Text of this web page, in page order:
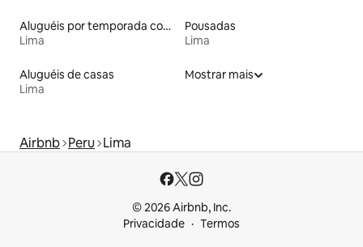
Aluguéis por temporada com cama de altura acessível
Lima
Pousadas
Lima
Aluguéis de casas
Lima
Mostrar mais
Airbnb Peru Lima
© 2026 Airbnb, Inc.
Privacidade
Termos